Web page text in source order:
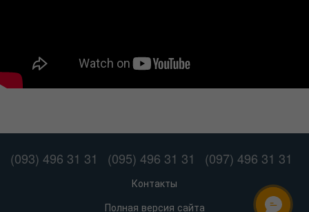
(093) 496 31 31 (095) 496 31 31 (097) 496 31 31
Контакты
Полная версия сайта
ОНЛАЙН ЧАТ